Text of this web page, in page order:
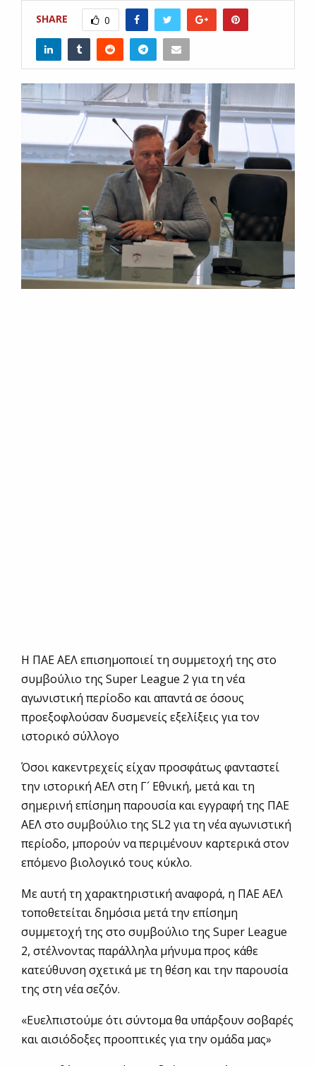
SHARE 0
Η ΠΑΕ ΑΕΛ επισημοποιεί τη συμμετοχή της στο
συμβούλιο της Super League 2 για τη νέα
αγωνιστική περίοδο και απαντά σε όσους
προεξοφλούσαν δυσμενείς εξελίξεις για τον
ιστορικό σύλλογο
Όσοι κακεντρεχείς είχαν προσφάτως φανταστεί
την ιστορική ΑΕΛ στη Γ´ Εθνική, μετά και τη
σημερινή επίσημη παρουσία και εγγραφή της ΠΑΕ
ΑΕΛ στο συμβούλιο της SL2 για τη νέα αγωνιστική
περίοδο, μπορούν να περιμένουν καρτερικά στον
επόμενο βιολογικό τους κύκλο.
Με αυτή τη χαρακτηριστική αναφορά, η ΠΑΕ ΑΕΛ
τοποθετείται δημόσια μετά την επίσημη
συμμετοχή της στο συμβούλιο της Super League
2, στέλνοντας παράλληλα μήνυμα προς κάθε
κατεύθυνση σχετικά με τη θέση και την παρουσία
της στη νέα σεζόν.
«Ευελπιστούμε ότι σύντομα θα υπάρξουν σοβαρές
και αισιόδοξες προοπτικές για την ομάδα μας»